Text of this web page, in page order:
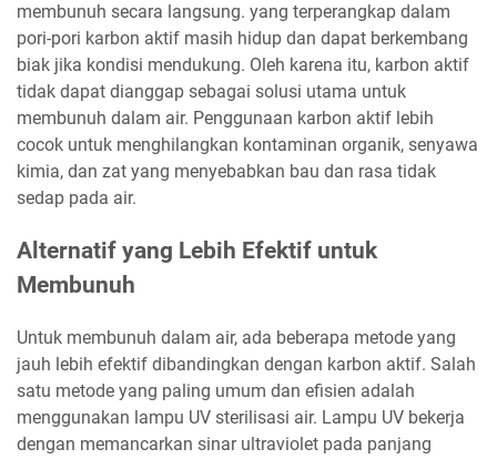
membunuh secara langsung. yang terperangkap dalam
pori-pori karbon aktif masih hidup dan dapat berkembang
biak jika kondisi mendukung. Oleh karena itu, karbon aktif
tidak dapat dianggap sebagai solusi utama untuk
membunuh dalam air. Penggunaan karbon aktif lebih
cocok untuk menghilangkan kontaminan organik, senyawa
kimia, dan zat yang menyebabkan bau dan rasa tidak
sedap pada air.
Alternatif yang Lebih Efektif untuk
Membunuh
Untuk membunuh dalam air, ada beberapa metode yang
jauh lebih efektif dibandingkan dengan karbon aktif. Salah
satu metode yang paling umum dan efisien adalah
menggunakan lampu UV sterilisasi air. Lampu UV bekerja
dengan memancarkan sinar ultraviolet pada panjang